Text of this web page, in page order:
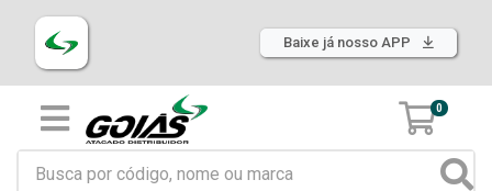
Baixe já nosso APP
0